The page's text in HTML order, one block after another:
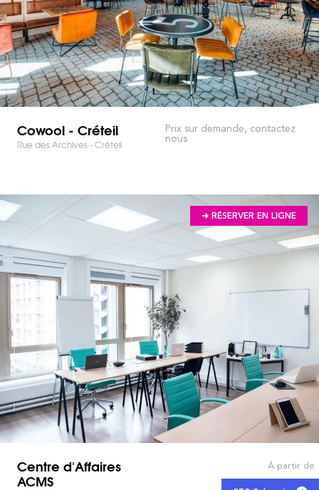
Cowool - Créteil
Rue des Archives - Créteil
Prix sur demande, contactez
nous
➔ RÉSERVER EN LIGNE
Centre d'Affaires
ACMS
À partir de